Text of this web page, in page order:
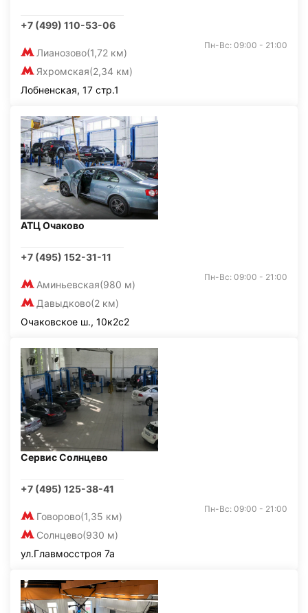
+7 (499) 110-53-06
Лианозово(1,72 км)
Яхромская(2,34 км)
Пн-Вс: 09:00 - 21:00
Лобненская, 17 стр.1
АТЦ Очаково
+7 (495) 152-31-11
Аминьевская(980 м)
Давыдково(2 км)
Пн-Вс: 09:00 - 21:00
Очаковское ш., 10к2с2
Сервис Солнцево
+7 (495) 125-38-41
Говорово(1,35 км)
Солнцево(930 м)
Пн-Вс: 09:00 - 21:00
ул.Главмосстроя 7а